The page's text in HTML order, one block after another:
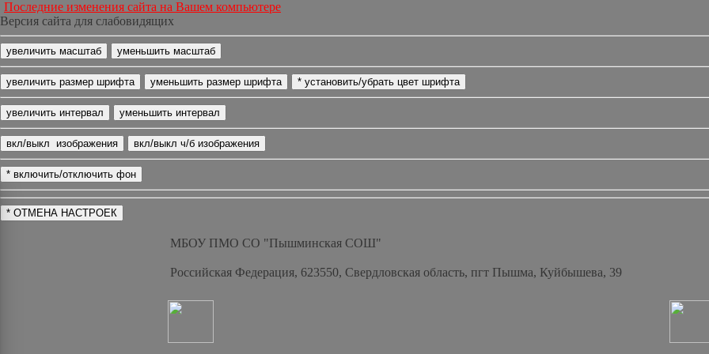
Последние изменения сайта на Вашем компьютере
Версия сайта для слабовидящих
МБОУ ПМО СО "Пышминская СОШ"
Российская Федерация, 623550, Свердловская область, пгт Пышма, Куйбышева, 39